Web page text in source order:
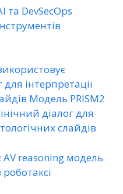
та DevSecOps
інтерпретації
Модель PRISM2
діалог для
слайдів
AV reasoning модель